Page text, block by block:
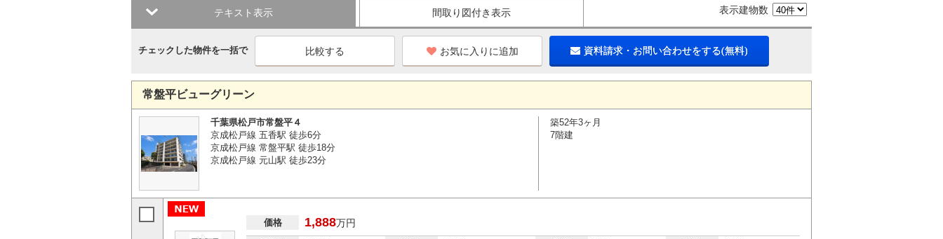
テキスト表示 間取り図付き表示 表示建物数
チェックした物件を一括で お気に入りに追加 資料請求・お問い合わせをする(無料)
常盤平ビューグリーン
千葉県松戸市常盤平４
京成松戸線 五香駅 徒歩6分
京成松戸線 常盤平駅 徒歩18分
京成松戸線 元山駅 徒歩23分
築52年3ヶ月
7階建
価格 1,888万円